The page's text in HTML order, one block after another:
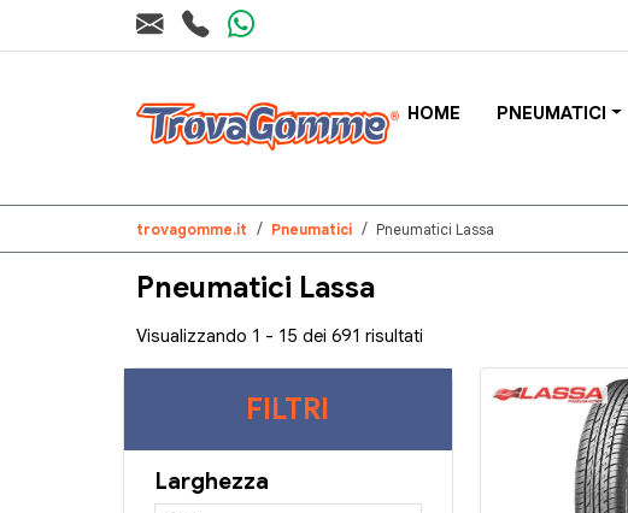
HOME PNEUMATICI
trovagomme.it Pneumatici Pneumatici Lassa
Pneumatici Lassa
Visualizzando 1 - 15 dei 691 risultati
FILTRI
Larghezza